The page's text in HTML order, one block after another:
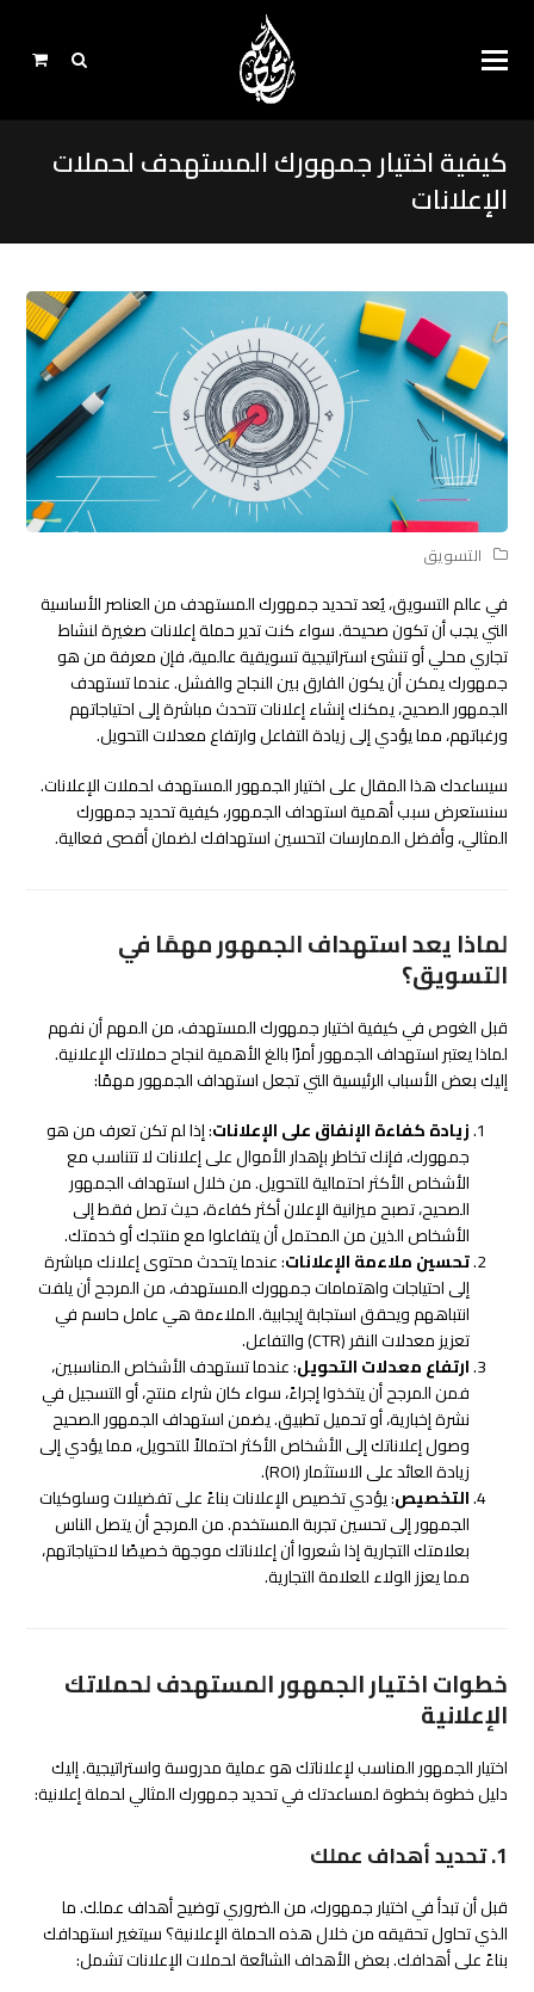
كيفية اختيار جمهورك المستهدف لحملات
الإعلانات
التسويق
في عالم التسويق، يُعد تحديد جمهورك المستهدف من العناصر الأساسية
التي يجب أن تكون صحيحة. سواء كنت تدير حملة إعلانات صغيرة لنشاط
تجاري محلي أو تنشئ استراتيجية تسويقية عالمية، فإن معرفة من هو
جمهورك يمكن أن يكون الفارق بين النجاح والفشل. عندما تستهدف
الجمهور الصحيح، يمكنك إنشاء إعلانات تتحدث مباشرة إلى احتياجاتهم
ورغباتهم، مما يؤدي إلى زيادة التفاعل وارتفاع معدلات التحويل.
سيساعدك هذا المقال على اختيار الجمهور المستهدف لحملات الإعلانات.
سنستعرض سبب أهمية استهداف الجمهور، كيفية تحديد جمهورك
المثالي، وأفضل الممارسات لتحسين استهدافك لضمان أقصى فعالية.
لماذا يعد استهداف الجمهور مهمًا في
التسويق؟
قبل الغوص في كيفية اختيار جمهورك المستهدف، من المهم أن نفهم
لماذا يعتبر استهداف الجمهور أمرًا بالغ الأهمية لنجاح حملاتك الإعلانية.
إليك بعض الأسباب الرئيسية التي تجعل استهداف الجمهور مهمًا:
زيادة كفاءة الإنفاق على الإعلانات: إذا لم تكن تعرف من هو
جمهورك، فإنك تخاطر بإهدار الأموال على إعلانات لا تتناسب مع
الأشخاص الأكثر احتمالية للتحويل. من خلال استهداف الجمهور
الصحيح، تصبح ميزانية الإعلان أكثر كفاءة، حيث تصل فقط إلى
الأشخاص الذين من المحتمل أن يتفاعلوا مع منتجك أو خدمتك.
تحسين ملاءمة الإعلانات: عندما يتحدث محتوى إعلانك مباشرة
إلى احتياجات واهتمامات جمهورك المستهدف، من المرجح أن يلفت
انتباههم ويحقق استجابة إيجابية. الملاءمة هي عامل حاسم في
تعزيز معدلات النقر (CTR) والتفاعل.
ارتفاع معدلات التحويل: عندما تستهدف الأشخاص المناسبين،
فمن المرجح أن يتخذوا إجراءً، سواء كان شراء منتج، أو التسجيل في
نشرة إخبارية، أو تحميل تطبيق. يضمن استهداف الجمهور الصحيح
وصول إعلاناتك إلى الأشخاص الأكثر احتمالاً للتحويل، مما يؤدي إلى
زيادة العائد على الاستثمار (ROI).
التخصيص: يؤدي تخصيص الإعلانات بناءً على تفضيلات وسلوكيات
الجمهور إلى تحسين تجربة المستخدم. من المرجح أن يتصل الناس
بعلامتك التجارية إذا شعروا أن إعلاناتك موجهة خصيصًا لاحتياجاتهم،
مما يعزز الولاء للعلامة التجارية.
خطوات اختيار الجمهور المستهدف لحملاتك
الإعلانية
اختيار الجمهور المناسب لإعلاناتك هو عملية مدروسة واستراتيجية. إليك
دليل خطوة بخطوة لمساعدتك في تحديد جمهورك المثالي لحملة إعلانية:
1. تحديد أهداف عملك
قبل أن تبدأ في اختيار جمهورك، من الضروري توضيح أهداف عملك. ما
الذي تحاول تحقيقه من خلال هذه الحملة الإعلانية؟ سيتغير استهدافك
بناءً على أهدافك. بعض الأهداف الشائعة لحملات الإعلانات تشمل: